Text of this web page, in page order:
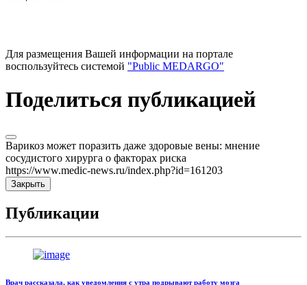
Для размещения Вашей информации на портале
воспользуйтесь системой "Public MEDARGO"
Поделиться публикацией
Варикоз может поразить даже здоровые вены: мнение
сосудистого хирурга о факторах риска
https://www.medic-news.ru/index.php?id=161203
Закрыть
Публикации
Врач рассказала, как уведомления с утра подрывают работу мозга